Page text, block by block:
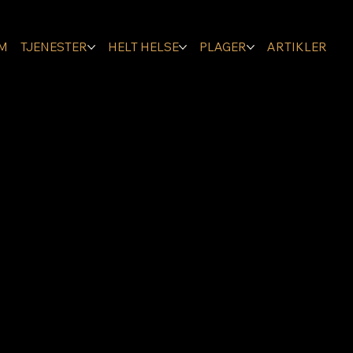
TJENESTER HELT HELSE PLAGER ARTIKLER